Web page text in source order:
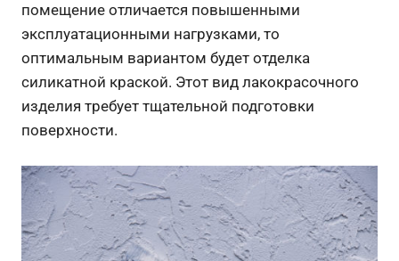
помещение отличается повышенными
эксплуатационными нагрузками, то
оптимальным вариантом будет отделка
силикатной краской. Этот вид лакокрасочного
изделия требует тщательной подготовки
поверхности.